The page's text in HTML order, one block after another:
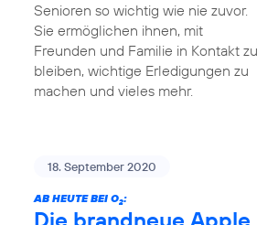
Senioren so wichtig wie nie zuvor.
Sie ermöglichen ihnen, mit
Freunden und Familie in Kontakt zu
bleiben, wichtige Erledigungen zu
machen und vieles mehr.
18. September 2020
AB HEUTE BEI O2:
Die brandneue Apple